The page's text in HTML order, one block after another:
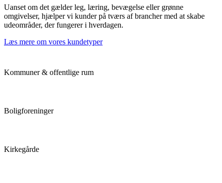
Uanset om det gælder leg, læring, bevægelse eller grønne
omgivelser, hjælper vi kunder på tværs af brancher med at skabe
udeområder, der fungerer i hverdagen.
Læs mere om vores kundetyper
Kommuner & offentlige rum
Boligforeninger
Kirkegårde